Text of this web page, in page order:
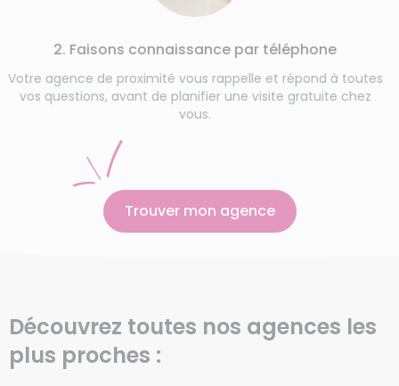
de proximité vous rappelle et répond à toutes
avant de planifier une visite gratuite chez
connaissance par téléphone
Trouver mon agence
Découvrez toutes nos agences les
plus proches :